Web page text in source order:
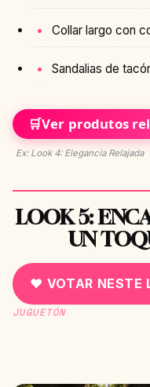
Collar largo con
Sandalias de
🛒Ver produtos
Ex: Look 4: Elegancia Relajada
LOOK 5:
UN
♥ VOTAR NESTE
JUGUETÓN